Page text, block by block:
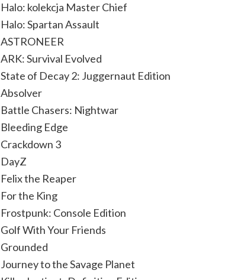
Halo: kolekcja Master Chief
Halo: Spartan Assault
ASTRONEER
ARK: Survival Evolved
State of Decay 2: Juggernaut Edition
Absolver
Battle Chasers: Nightwar
Bleeding Edge
Crackdown 3
DayZ
Felix the Reaper
For the King
Frostpunk: Console Edition
Golf With Your Friends
Grounded
Journey to the Savage Planet